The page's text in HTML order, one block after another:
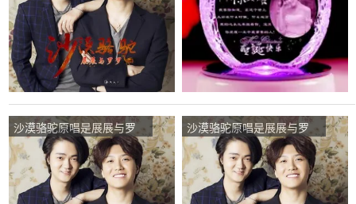
沙漠骆驼原唱是展展与罗
罗，由再见青春翻唱(播
放:118)
沙漠骆驼原唱是展展与罗
罗，由姐94介么霸气_翻唱
(播放:97)